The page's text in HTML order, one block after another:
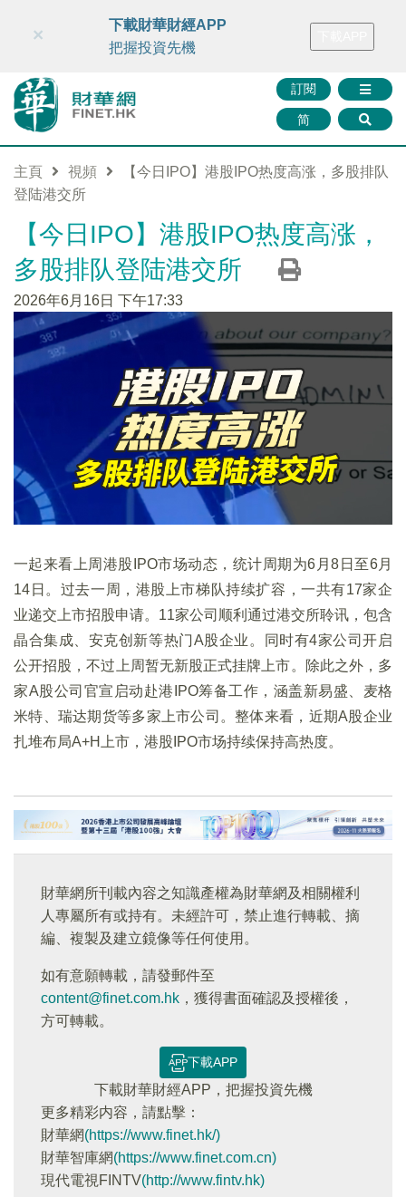
財華智庫網 FINTV FINMETA 財華證券 媒體矩陣
訂閱
简
×
下載財華財經APP
把握投資先機
主頁 視頻
【今日IPO】港股IPO热度高涨，多股排队
登陆港交所
【今日IPO】港股IPO热度高涨，
多股排队登陆港交所
2026年6月16日 下午17:33
一起来看上周港股IPO市场动态，统计周期为6月8日至6月
14日。过去一周，港股上市梯队持续扩容，一共有17家企
业递交上市招股申请。11家公司顺利通过港交所聆讯，包含
晶合集成、安克创新等热门A股企业。同时有4家公司开启
公开招股，不过上周暂无新股正式挂牌上市。除此之外，多
家A股公司官宣启动赴港IPO筹备工作，涵盖新易盛、麦格
米特、瑞达期货等多家上市公司。整体来看，近期A股企业
扎堆布局A+H上市，港股IPO市场持续保持高热度。
財華網所刊載內容之知識產權為財華網及相關權利
人專屬所有或持有。未經許可，禁止進行轉載、摘
編、複製及建立鏡像等任何使用。
如有意願轉載，請發郵件至
content@finet.com.hk ，獲得書面確認及授權後，
方可轉載。
下載APP
下載財華財經APP，把握投資先機
更多精彩内容，請點擊：
財華網(https://www.finet.hk/)
財華智庫網(https://www.finet.com.cn)
現代電視FINTV(http://www.fintv.hk)